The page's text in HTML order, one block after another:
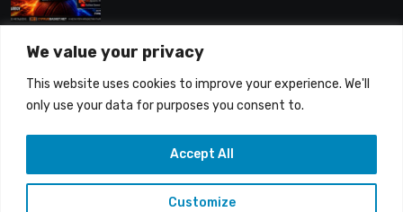
We value your privacy
This website uses cookies to improve your experience. We'll
only use your data for purposes you consent to.
Customize
Accept All
LIVE | Ύδρα Ασφαλιστική ΕΝΑΔ vs
Άτλαντας Πάφου